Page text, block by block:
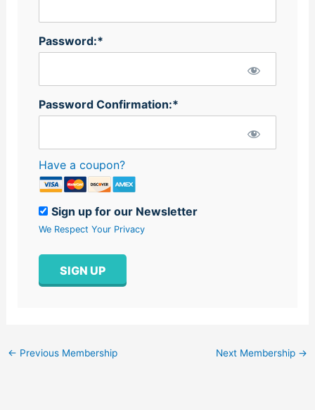
Password:*
Password Confirmation:*
Have a coupon?
Sign up for our Newsletter
We Respect Your Privacy
No val
← Previous Membership Next Membership →